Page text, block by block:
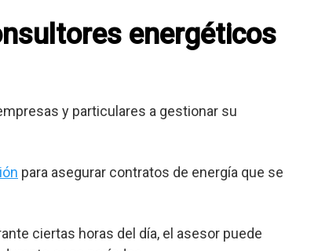
energéticos
y particulares a gestionar su
para asegurar contratos de energía que se
ciertas horas del día, el asesor puede